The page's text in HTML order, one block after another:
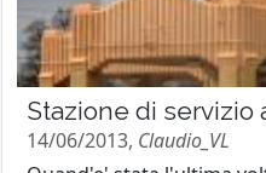
Stazione di servizio
14/06/2013, Claudio_VL